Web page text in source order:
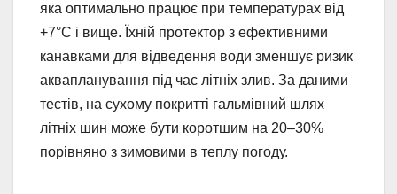
яка оптимально працює при температурах від
+7°C і вище. Їхній протектор з ефективними
канавками для відведення води зменшує ризик
аквапланування під час літніх злив. За даними
тестів, на сухому покритті гальмівний шлях
літніх шин може бути коротшим на 20–30%
порівняно з зимовими в теплу погоду.